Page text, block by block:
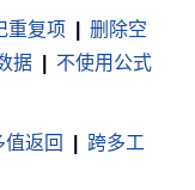
重复项
删除空
据
不使用公式
值返回
跨多工